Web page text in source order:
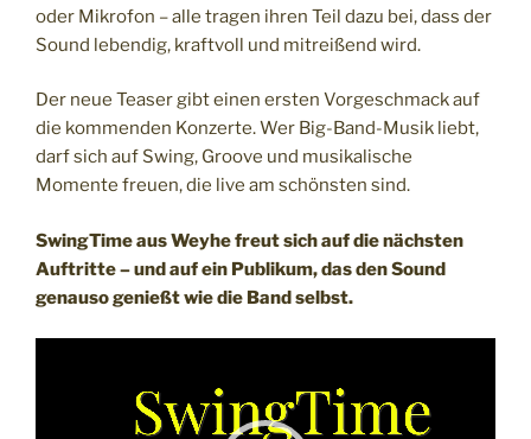
oder Mikrofon – alle tragen ihren Teil dazu bei, dass der
Sound lebendig, kraftvoll und mitreißend wird.
Der neue Teaser gibt einen ersten Vorgeschmack auf
die kommenden Konzerte. Wer Big-Band-Musik liebt,
darf sich auf Swing, Groove und musikalische
Momente freuen, die live am schönsten sind.
SwingTime aus Weyhe freut sich auf die nächsten
Auftritte – und auf ein Publikum, das den Sound
genauso genießt wie die Band selbst.